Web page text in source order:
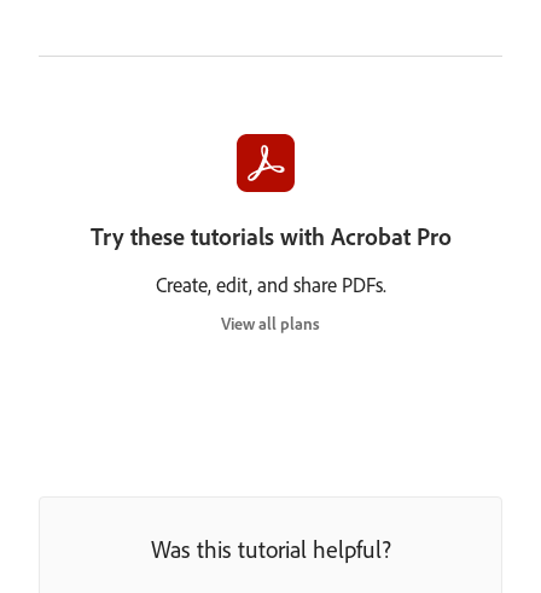
Try these tutorials with Acrobat Pro
Create, edit, and share PDFs.
View all plans
Was this tutorial helpful?